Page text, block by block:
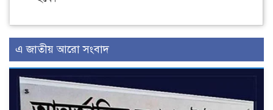
এ জাতীয় আরো সংবাদ